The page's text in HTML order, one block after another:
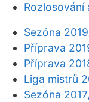
Rozlosování
Sezóna
Příprava
Příprava
Liga mistrů
Sezóna